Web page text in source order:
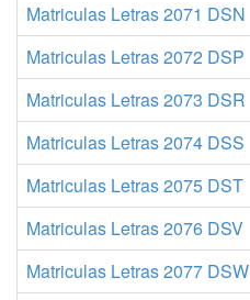
Matriculas Letras 2071 DSN
Matriculas Letras 2072 DSP
Matriculas Letras 2073 DSR
Matriculas Letras 2074 DSS
Matriculas Letras 2075 DST
Matriculas Letras 2076 DSV
Matriculas Letras 2077 DSW